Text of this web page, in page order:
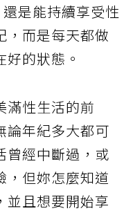
是能持續享受性
，而是每天都做
的狀態。
滿性生活的前
論年紀多大都可
曾經中斷過，或
，但妳怎麼知道
並且想要開始享